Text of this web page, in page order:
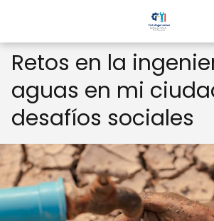
Retos en la
aguas en mi
desafíos sociales